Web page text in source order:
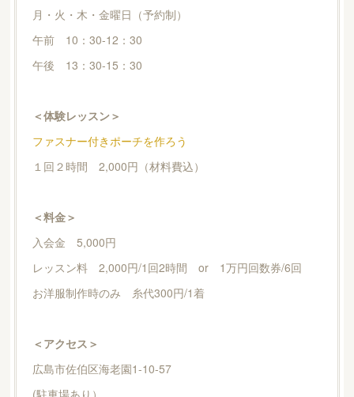
月・火・木・金曜日（予約制）
午前 10：30-12：30
午後 13：30-15：30
＜体験レッスン＞
ファスナー付きポーチを作ろう
１回２時間 2,000円（材料費込）
＜料金＞
入会金 5,000円
レッスン料 2,000円/1回2時間 or 1万円回数券/6回
お洋服制作時のみ 糸代300円/1着
＜アクセス＞
広島市佐伯区海老園1-10-57